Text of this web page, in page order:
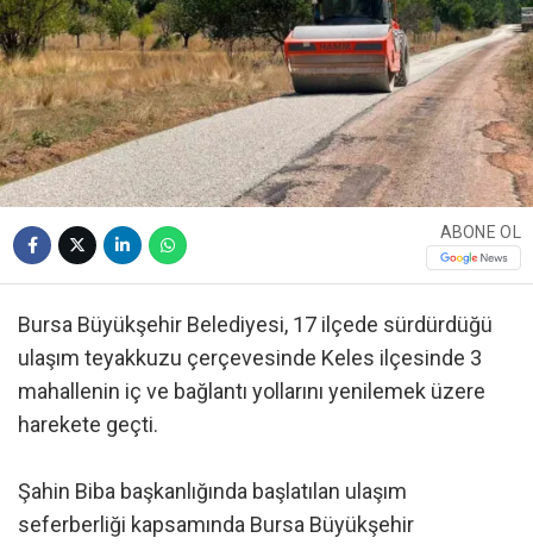
ABONE OL
Bursa Büyükşehir Belediyesi, 17 ilçede sürdürdüğü
ulaşım teyakkuzu çerçevesinde Keles ilçesinde 3
mahallenin iç ve bağlantı yollarını yenilemek üzere
harekete geçti.
Şahin Biba başkanlığında başlatılan ulaşım
seferberliği kapsamında Bursa Büyükşehir